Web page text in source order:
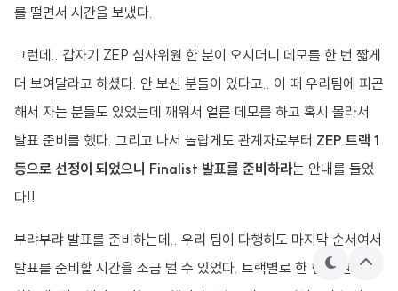
를 떨면서 시간을 보냈다.
그런데.. 갑자기 ZEP 심사위원 한 분이 오시더니 데모를 한 번 짧게
더 보여달라고 하셨다. 안 보신 분들이 있다고.. 이 때 우리팀에 피곤
해서 자는 분들도 있었는데 깨워서 얼른 데모를 하고 혹시 몰라서
발표 준비를 했다. 그리고 나서 놀랍게도 관계자로부터 ZEP 트랙 1
등으로 선정이 되었으니 Finalist 발표를 준비하라는 안내를 들었
다!!
부랴부랴 발표를 준비하는데.. 우리 팀이 다행히도 마지막 순서여서
발표를 준비할 시간을 조금 벌 수 있었다. 트랙별로 한 팀씩 발표를
테
상